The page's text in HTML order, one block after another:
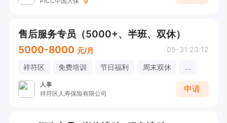
售后服务专员（5000+、半班、双休）
5000-8000 元/月 05-31 23:12
祥符区 免费培训 节日福利 周末双休 ...
人事
祥符区人寿保险有限公司
申请